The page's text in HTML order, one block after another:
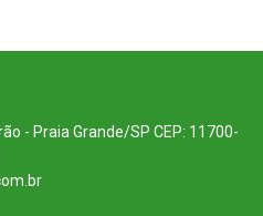
- Praia Grande/SP CEP: 11700-